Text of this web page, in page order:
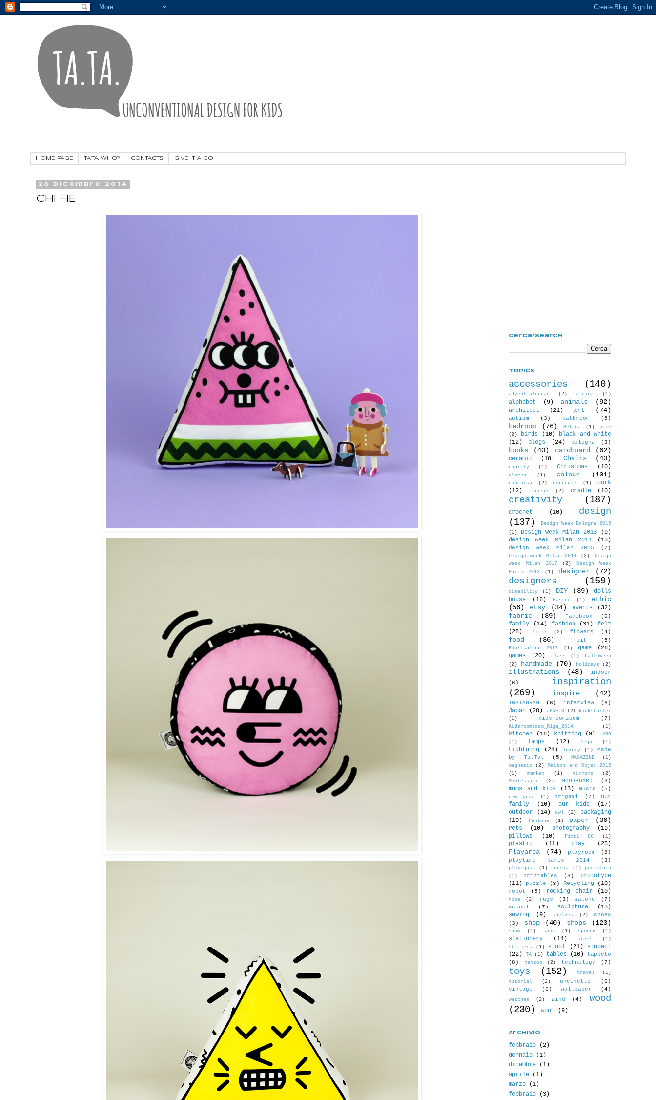
HOME PAGE TA.TA. WHO? CONTACTS GIVE IT A GO!
28 dicembre 2014
CHI HE
Cerca/Search
Topics
accessories (140)
adventcalendar (2) africa (1)
alphabet (9) animals (92)
architect (21) art (74)
autism (3) bathroom (5)
bedroom (76) Befana (1)
bike
(2)
birds (10)
black and white
(12)
blogs (24) bologna (3)
books (40) cardboard (62)
ceramic (18) Chairs (40)
charity (1) Christmas (10)
clocks (1) colour (101)
concorso (2) concrete (1)
cork
(12)
courses (2) cradle (10)
creativity (187)
crochet (10)
design
(137)
Design Week Bologna 2015
(1)
Design week Milan 2013
(9)
design week Milan 2014
(13)
design week Milan 2015 (7)
Design week Milan 2016 (2)
Design
week Milan 2017
(2)
Design Week
Paris 2013
(1) designer (72)
designers (159)
disability (1) DIY (39)
dolls
house
(16) Easter (1)
ethic
(56)
etsy (34) events (32)
fabric (39) Facebook (6)
family (14) fashion (31)
felt
(28)
flickr (2) flowers (4)
food (36) fruit (5)
Fuorisalone 2017 (1) game
(26)
games
(20) glass (1)
halloween
(2)
handmade (70) holidays (2)
illustrations (48)
indoor
(6)
inspiration
(269)
inspire (42)
INSTAGRAM (6) interview (6)
Japan (20) JEWELS (2)
kickstarter
(1)
kidsroomzoom (7)
Kidsroomzoom_Riga_2014 (1)
kitchen (16) knitting (9)
LAGO
(1)
lamps (12) lego (1)
Lightning (24) luxury (1)
Made
by Ta.Ta.
(5) MAGAZINE
(1)
magnetic
(2)
Maison and Objet 2015
(1)
market (1) mirrors
(2)
Montessori
(2) MOODBOARD (3)
mums and kids (13) music (5)
new year (1) origami (7)
our
family
(10) our kids
(17)
outdoor
(14) owl (2)
packaging
(10)
Pantone (1) paper (36)
Pets (10) photography
(19)
pillows
(10) Pitti 86 (1)
plastic (11) play (25)
Playarea (74) playroom
(8)
playtime paris 2014
(3)
plexigass (1) poesia (1)
porcelain
(1)
printables (3)
prototype
(11)
puzzle (3) Recycling (10)
robot (5) rocking chair (10)
rope (2) rugs (3) salone
(7)
school
(7) sculpture
(13)
sewing
(9) shelves (2)
shoes
(3)
shop (40) shops (123)
snow (1) song (1) sponge (1)
stationery (14) steel
(1)
stickers
(1) stool (21)
student
(22)
TA (1) tables (16)
tappeto
(8)
tattoo (2) technology (7)
toys (152) travel
(1)
tutorial
(2) uncinetto
(6)
vintage
(6) wallpaper (4)
watches (2) wind (4)
wood
(230)
wool (9)
Archivio
febbraio (2)
gennaio (1)
dicembre (1)
aprile (1)
marzo (1)
febbraio (3)